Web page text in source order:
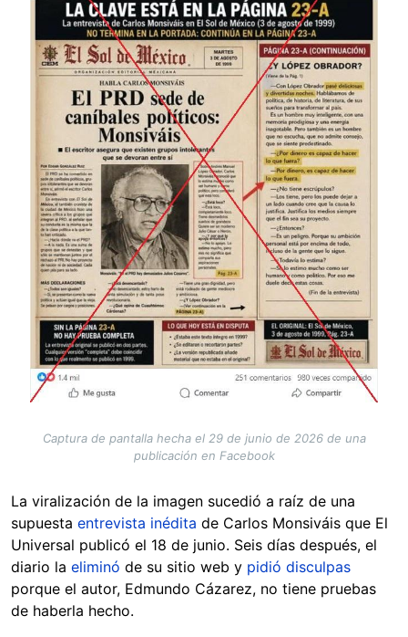
Captura de pantalla hecha el 29 de junio de 2026 de una
publicación en Facebook
La viralización de la imagen sucedió a raíz de una
supuesta entrevista inédita de Carlos Monsiváis que El
Universal publicó el 18 de junio. Seis días después, el
diario la eliminó de su sitio web y pidió disculpas
porque el autor, Edmundo Cázarez, no tiene pruebas
de haberla hecho.